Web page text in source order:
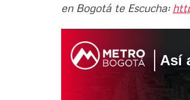
en Bogotá te Escucha: